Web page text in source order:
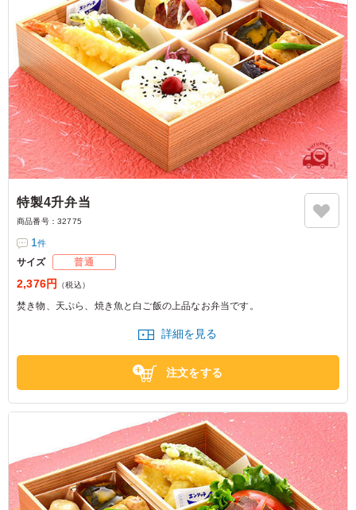
特製4升弁当
商品番号： 32775
1件
サイズ 普通
2,376円 （税込）
焚き物、天ぷら、焼き魚と白ご飯の上品なお弁当です。
詳細を見る
注文をする